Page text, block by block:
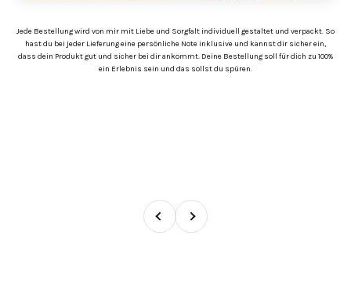
Jede Bestellung wird von mir mit Liebe und Sorgfalt individuell gestaltet und verpackt. So
hast du bei jeder Lieferung eine persönliche Note inklusive und kannst dir sicher ein,
dass dein Produkt gut und sicher bei dir ankommt. Deine Bestellung soll für dich zu 100%
ein Erlebnis sein und das sollst du spüren.
Zurück Vor